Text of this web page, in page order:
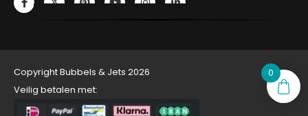
Copyright Bubbels & Jets 2026
Veilig betalen met:
0